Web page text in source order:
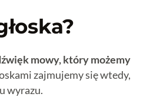
mowy, który możemy
zajmujemy się wtedy,
wyrazu.